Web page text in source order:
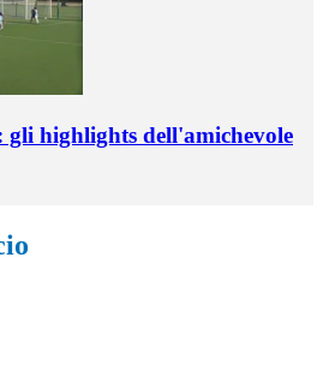
gli highlights dell'amichevole